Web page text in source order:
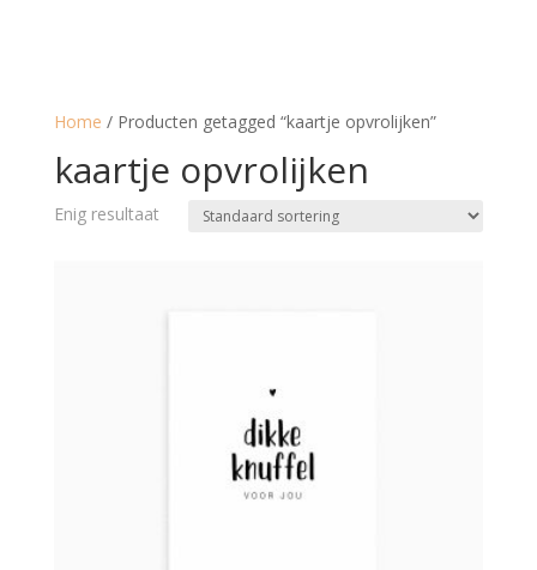
Home / Producten getagged “kaartje opvrolijken”
kaartje opvrolijken
Enig resultaat